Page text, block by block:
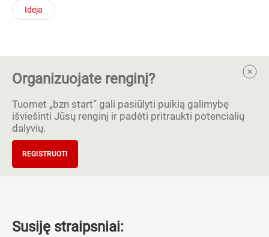
Idėja
Organizuojate renginį?
Tuomet „bzn start” gali pasiūlyti puikią galimybę
išviešinti Jūsų renginį ir padėti pritraukti potencialių
dalyvių.
REGISTRUOTI
Susiję straipsniai: